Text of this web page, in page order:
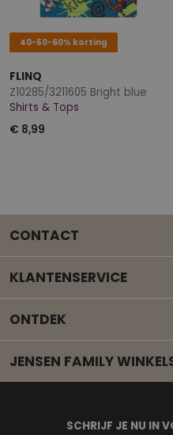
40-50-60% korting
FLINQ
Z10285/3211605 Bright blue
Shirts & Tops
€ 8,99
CONTACT
Mail onze
KLANTENSERVICE
ONTDEK
JENSEN FAMILY
SCHRIJF JE NU IN